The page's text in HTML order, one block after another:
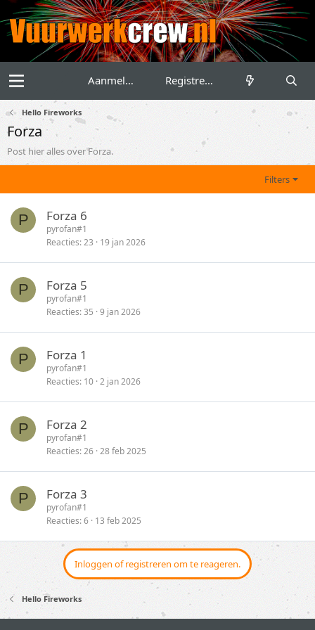
Aanmelden Registreren
Hello Fireworks
Forza
Post hier alles over Forza.
Filters
P Forza 6
pyrofan#1
Reacties 23 19 jan 2026
P Forza 5
pyrofan#1
Reacties 35 9 jan 2026
P Forza 1
pyrofan#1
Reacties 10 2 jan 2026
P Forza 2
pyrofan#1
Reacties 26 28 feb 2025
P Forza 3
pyrofan#1
Reacties 6 13 feb 2025
Inloggen of registreren om te reageren.
Hello Fireworks